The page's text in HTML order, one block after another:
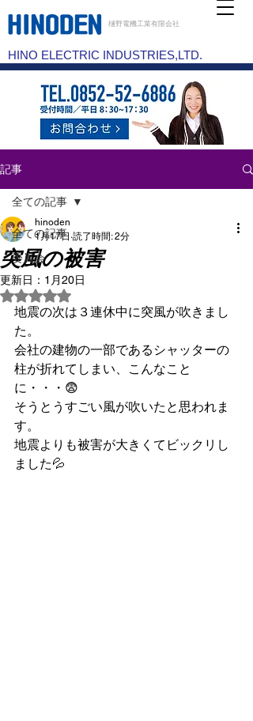
樋野電機工業有限会社
HINO ELECTRIC INDUSTRIES,LTD.
記事
全ての記事
委員会
全ての記事
突風の被害
hinoden
1月17日 読了時間: 2分
更新日： 1月20日
5つ星のうちNaNと評価されています。
地震の次は３連休中に突風が吹きまし
た。
会社の建物の一部であるシャッターの
柱が折れてしまい、こんなこと
に・・・😨
そうとうすごい風が吹いたと思われま
す。
地震よりも被害が大きくてビックリし
ました💦